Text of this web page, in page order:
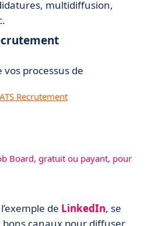
multidiffusion,
vos processus de
Recrutement
Board, gratuit ou payant, pour
de LinkedIn, se
canaux pour diffuser